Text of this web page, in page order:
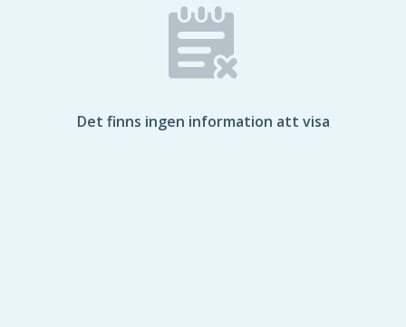
Det finns ingen information att visa